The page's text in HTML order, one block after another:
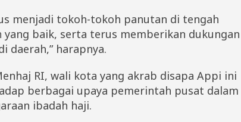
menjadi tokoh-tokoh panutan di tengah
baik, serta terus memberikan dukungan
daerah,” harapnya.
RI, wali kota yang akrab disapa Appi ini
berbagai upaya pemerintah pusat dalam
ibadah haji.